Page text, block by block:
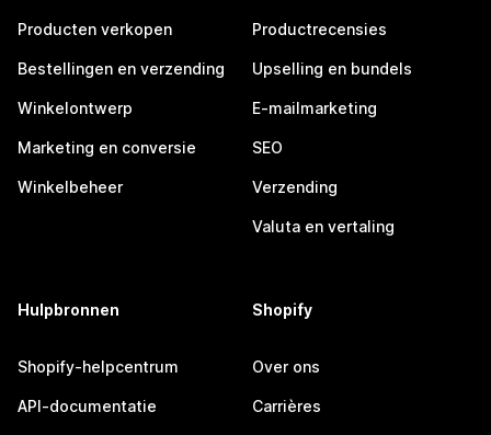
Producten verkopen
Bestellingen en verzending
Winkelontwerp
Marketing en conversie
Winkelbeheer
Productrecensies
Upselling en bundels
E-mailmarketing
SEO
Verzending
Valuta en vertaling
Hulpbronnen
Shopify-helpcentrum
API-documentatie
Shopify
Over ons
Carrières